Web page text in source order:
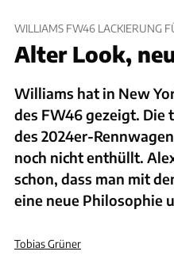
WILLIAMS FW46 LACKIERUNG
Alter Look,
Williams hat in New
des FW46 gezeigt. Die
des 2024er-
noch nicht enthüllt.
schon, dass man mit
eine neue Philosophie
Tobias Grüner